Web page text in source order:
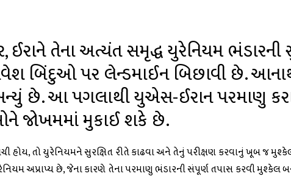
તેના અત્યંત સમૃદ્ધ યુરેનિયમ ભંડારની
બિંદુઓ પર લેન્ડમાઈન બિછાવી છે.
છે. આ પગલાથી યુએસ-ઈરાન પરમાણુ
જોખમમાં મુકાઈ શકે છે.
હોય, તો યુરેનિયમને સુરક્ષિત રીતે કાઢવા અને તેનું પરીક્ષણ કરવાનું ખૂબ જ
અપ્રાપ્ય છે, જેના કારણે તેના પરમાણુ ભંડારની સંપૂર્ણ તપાસ કરવી મુશ્કેલ